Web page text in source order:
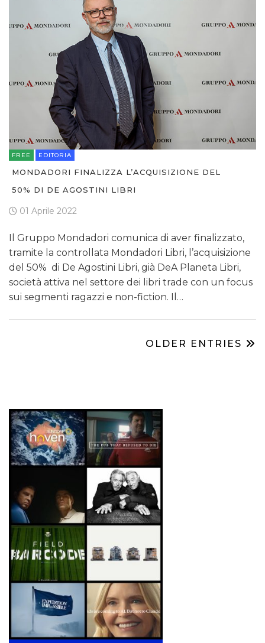
FREE EDITORIA
MONDADORI FINALIZZA L’ACQUISIZIONE DEL
50% DI DE AGOSTINI LIBRI
01 Aprile 2022
Il Gruppo Mondadori comunica di aver finalizzato,
tramite la controllata Mondadori Libri, l’acquisizione
del 50% di De Agostini Libri, già DeA Planeta Libri,
società attiva nel settore dei libri trade con un focus
sui segmenti ragazzi e non-fiction. Il…
OLDER ENTRIES